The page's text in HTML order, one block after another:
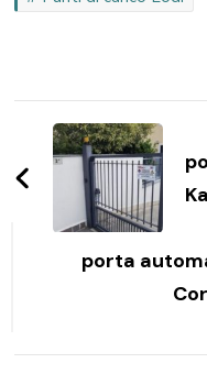
Navigazione
articoli
porta